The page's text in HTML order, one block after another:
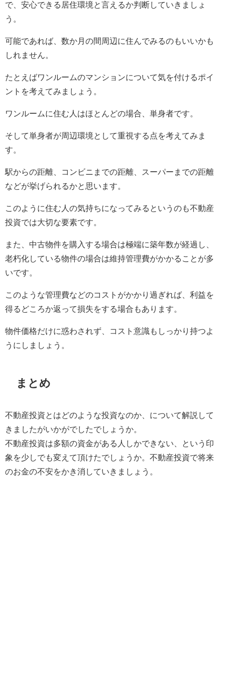
で、安心できる居住環境と言えるか判断していきましょ
う。
可能であれば、数か月の間周辺に住んでみるのもいいかも
しれません。
たとえばワンルームのマンションについて気を付けるポイ
ントを考えてみましょう。
ワンルームに住む人はほとんどの場合、単身者です。
そして単身者が周辺環境として重視する点を考えてみま
す。
駅からの距離、コンビニまでの距離、スーパーまでの距離
などが挙げられるかと思います。
このように住む人の気持ちになってみるというのも不動産
投資では大切な要素です。
また、中古物件を購入する場合は極端に築年数が経過し、
老朽化している物件の場合は維持管理費がかかることが多
いです。
このような管理費などのコストがかかり過ぎれば、利益を
得るどころか返って損失をする場合もあります。
物件価格だけに惑わされず、コスト意識もしっかり持つよ
うにしましょう。
まとめ
不動産投資とはどのような投資なのか、について解説して
きましたがいかがでしたでしょうか。
不動産投資は多額の資金がある人しかできない、という印
象を少しでも変えて頂けたでしょうか。不動産投資で将来
のお金の不安をかき消していきましょう。